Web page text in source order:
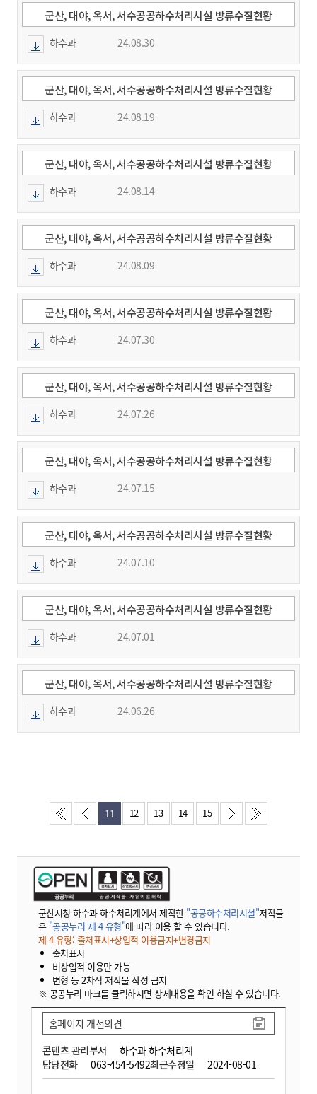
일 일
군산, 대야, 옥서, 서수공공하수처리시설 방류수질현황
(2024.8.19.~ 8.25.)
하수과 24.08.30
군산, 대야, 옥서, 서수공공하수처리시설 방류수질현황
(2024.8.12.~8.18.)
하수과 24.08.19
군산, 대야, 옥서, 서수공공하수처리시설 방류수질현황
(2024.8.5.~8.11.)
하수과 24.08.14
군산, 대야, 옥서, 서수공공하수처리시설 방류수질현황
(2024.7.29.~8.4.)
하수과 24.08.09
군산, 대야, 옥서, 서수공공하수처리시설 방류수질현황
(2024.7.22.~7.28.)
하수과 24.07.30
군산, 대야, 옥서, 서수공공하수처리시설 방류수질현황
(2024.7.15.~7.21.)
하수과 24.07.26
군산, 대야, 옥서, 서수공공하수처리시설 방류수질현황
(2024.7.8.~7.14.)
하수과 24.07.15
군산, 대야, 옥서, 서수공공하수처리시설 방류수질현황
(2024.7.1.~7.7.)
하수과 24.07.10
군산, 대야, 옥서, 서수공공하수처리시설 방류수질현황
(2024.6.24.~6.30.)
하수과 24.07.01
군산, 대야, 옥서, 서수공공하수처리시설 방류수질현황
(2024.6.17.~6.23.)
하수과 24.06.26
11 12 13 14 15
군산시청 하수과 하수처리계에서 제작한 "공공하수처리시설"저작물
은 "공공누리 제 4 유형"에 따라 이용 할 수 있습니다.
제 4 유형: 출처표시+상업적 이용금지+변경금지
출처표시
비상업적 이용만 가능
변형 등 2차적 저작물 작성 금지
※ 공공누리 마크를 클릭하시면 상세내용을 확인 하실 수 있습니다.
콘텐츠 관리부서
하수과 하수처리계
담당전화
063-454-5492최근수정일 2024-08-01
홈페이지 개선의견